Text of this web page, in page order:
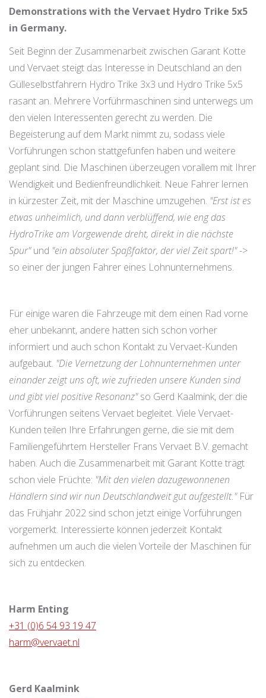
Demonstrations with the Vervaet Hydro Trike 5x5
in Germany.
Seit Beginn der Zusammenarbeit zwischen Garant Kotte
und Vervaet steigt das Interesse in Deutschland an den
Gülleselbstfahrern Hydro Trike 3x3 und Hydro Trike 5x5
rasant an. Mehrere Vorführmaschinen sind unterwegs um
den vielen Interessenten gerecht zu werden. Die
Begeisterung auf dem Markt nimmt zu, sodass viele
Vorführungen schon stattgefunfen haben und weitere
geplant sind. Die Maschinen überzeugen vorallem mit Ihrer
Wendigkeit und Bedienfreundlichkeit. Neue Fahrer lernen
in kürzester Zeit, mit der Maschine umzugehen. "Erst ist es
etwas unheimlich, und dann verblüffend, wie eng das
HydroTrike am Vorgewende dreht, direkt in die nächste
Spur"und "ein absoluter Spaßfaktor, der viel Zeit spart!"->
so einer der jungen Fahrer eines Lohnunternehmens.
Für einige waren die Fahrzeuge mit dem einen Rad vorne
eher unbekannt, andere hatten sich schon vorher
informiert und auch schon Kontakt zu Vervaet-Kunden
aufgebaut. "Die Vernetzung der Lohnunternehmen unter
einander zeigt uns oft, wie zufrieden unsere Kunden sind
und gibt viel positive Resonanz"so Gerd Kaalmink, der die
Vorführungen seitens Vervaet begleitet. Viele Vervaet-
Kunden teilen Ihre Erfahrungen gerne, die sie mit dem
Familiengeführtem Hersteller Frans Vervaet B.V. gemacht
haben. Auch die Zusammenarbeit mit Garant Kotte trägt
schon viele Früchte: "Mit den vielen dazugewonnenen
Händlern sind wir nun Deutschlandweit gut aufgestellt."Für
das Frühjahr 2022 sind schon jetzt einige Vorführungen
vorgemerkt. Interessierte können jederzeit Kontakt
aufnehmen um auch die vielen Vorteile der Maschinen für
sich zu entdecken.
Harm Enting
+31 (0)6 54 93 19 47
harm@vervaet.nl
Gerd Kaalmink